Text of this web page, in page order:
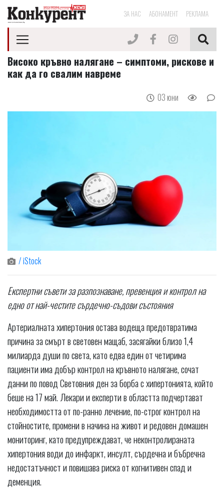
ЗА НАС АБОНАМЕНТ РЕКЛАМА
Високо кръвно налягане – симптоми, рискове и
как да го свалим навреме
03 юни
/ iStock
Експертни съвети за разпознаване, превенция и контрол на
едно от най-честите сърдечно-съдови състояния
Артериалната хипертония остава водеща предотвратима
причина за смърт в световен мащаб, засягайки близо 1,4
милиарда души по света, като едва един от четирима
пациенти има добър контрол на кръвното налягане, сочат
данни по повод Световния ден за борба с хипертонията, който
беше на 17 май. Лекари и експерти в областта подчертават
необходимостта от по-ранно лечение, по-строг контрол на
стойностите, промени в начина на живот и редовен домашен
мониторинг, като предупреждават, че неконтролираната
хипертония води до инфаркт, инсулт, сърдечна и бъбречна
недостатъчност и повишава риска от когнитивен спад и
деменция.